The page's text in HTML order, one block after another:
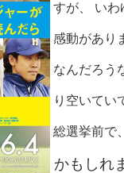
すが、 いわ
感動があり
なんだろう
り空いてい
総選挙前で、
かもしれ